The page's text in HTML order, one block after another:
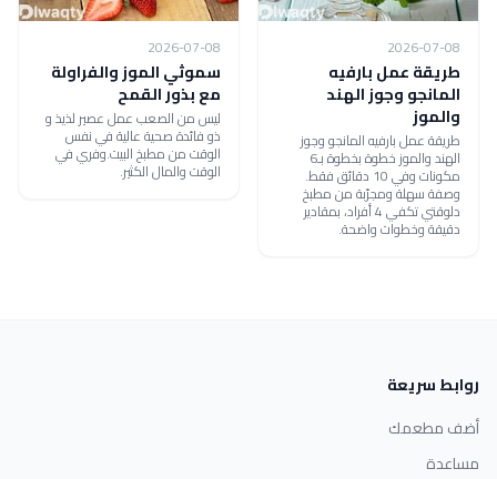
2026-07-08
طريقة عمل بارفيه
المانجو وجوز الهند
والموز
طريقة عمل بارفيه المانجو وجوز
الهند والموز خطوة بخطوة بـ6
مكونات وفي 10 دقائق فقط.
وصفة سهلة ومجرّبة من مطبخ
دلوقتي تكفي 4 أفراد، بمقادير
دقيقة وخطوات واضحة.
2026-07-08
سموثي الموز والفراولة
مع بذور القمح
ليس من الصعب عمل عصير لذيذ و
ذو فائدة صحية عالية في نفس
الوقت من مطبخ البيت.وفري في
الوقت والمال الكثير.
روابط سريعة
أضف مطعمك
مساعدة